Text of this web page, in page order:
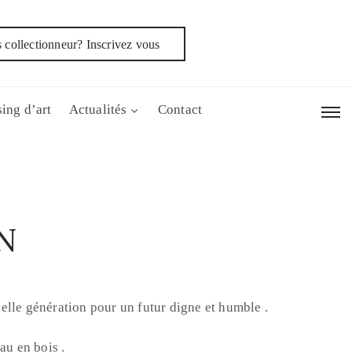
collectionneur? Inscrivez vous
d’art Actualités Contact
génération pour un futur digne et humble .
en bois .